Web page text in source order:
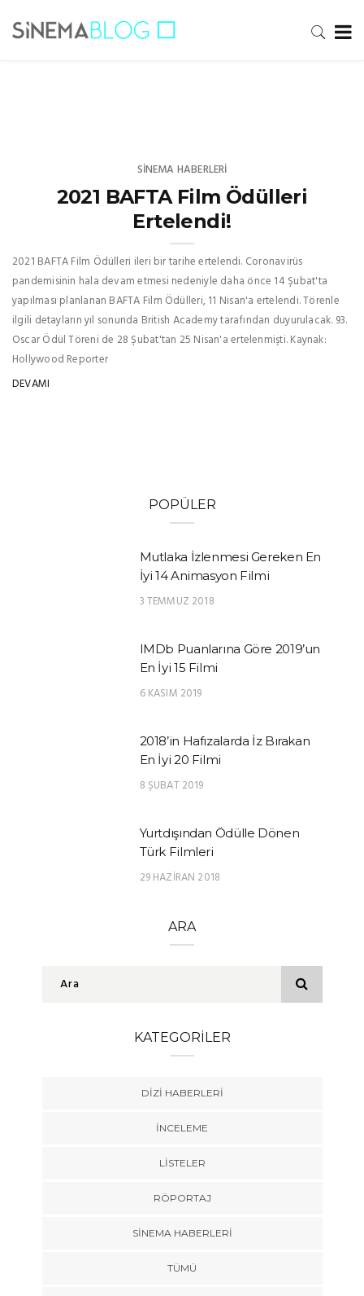
SINEMA HABERLERI
2021 BAFTA Film Ödülleri
Ertelendi!
2021 BAFTA Film Ödülleri ileri bir tarihe ertelendi. Coronavirüs
pandemisinin hala devam etmesi nedeniyle daha önce 14 Şubat'ta
yapılması planlanan BAFTA Film Ödülleri, 11 Nisan'a ertelendi. Törenle
ilgili detayların yıl sonunda British Academy tarafından duyurulacak. 93.
Oscar Ödül Töreni de 28 Şubat'tan 25 Nisan'a ertelenmişti. Kaynak:
Hollywood Reporter
DEVAMI
POPÜLER
Mutlaka İzlenmesi Gereken En
İyi 14 Animasyon Filmi
3 TEMMUZ 2018
IMDb Puanlarına Göre 2019’un
En İyi 15 Filmi
6 KASIM 2019
2018’in Hafızalarda İz Bırakan
En İyi 20 Filmi
8 ŞUBAT 2019
Yurtdışından Ödülle Dönen
Türk Filmleri
29 HAZIRAN 2018
ARA
KATEGORILER
DIZI HABERLERI
İNCELEME
LISTELER
RÖPORTAJ
SINEMA HABERLERI
TÜMÜ